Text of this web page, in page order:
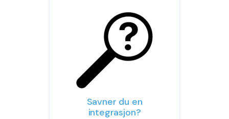
Savner du en
integrasjon?